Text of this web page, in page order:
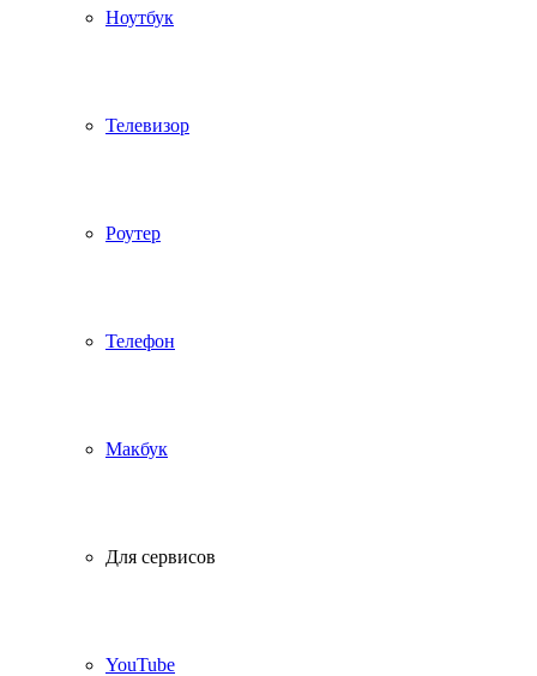
Ноутбук
Телевизор
Роутер
Телефон
Макбук
Для сервисов
YouTube